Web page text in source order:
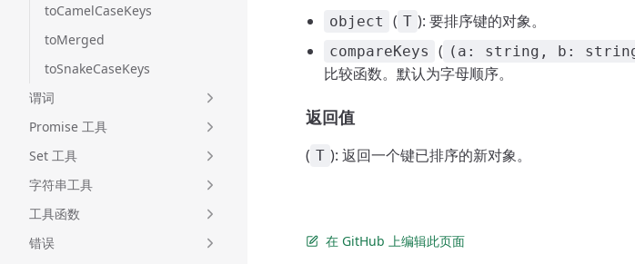
toCamelCaseKeys
toMerged
toSnakeCaseKeys
谓词
Promise 工具
Set 工具
字符串工具
工具函数
错误
object ( T ): 要排序键的对象。
compareKeys ( (a: string, b: string)
比较函数。默认为字母顺序。
返回值
( T ): 返回一个键已排序的新对象。
在 GitHub 上编辑此页面